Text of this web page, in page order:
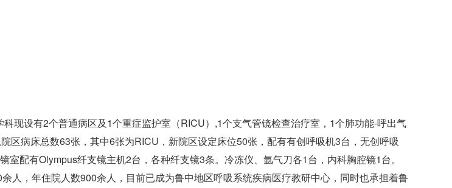
现设有2个普通病区及1个重症监护室（RICU）,1个支气管镜检查治疗室，1个肺功能-呼出气
区病床总数63张，其中6张为RICU，新院区设定床位50张，配有有创呼吸机3台，无创呼吸
室配有Olympus纤支镜主机2台，各种纤支镜3条。冷冻仪、氩气刀各1台，内科胸腔镜1台。
人，年住院人数900余人，目前已成为鲁中地区呼吸系统疾病医疗教研中心，同时也承担着鲁